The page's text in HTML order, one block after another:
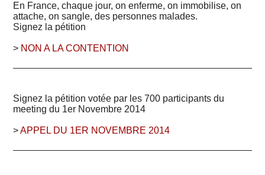
En France, chaque jour, on enferme, on immobilise, on
attache, on sangle, des personnes malades.
Signez la pétition
> NON A LA CONTENTION
Signez la pétition votée par les 700 participants du
meeting du 1er Novembre 2014
>APPEL DU 1ER NOVEMBRE 2014